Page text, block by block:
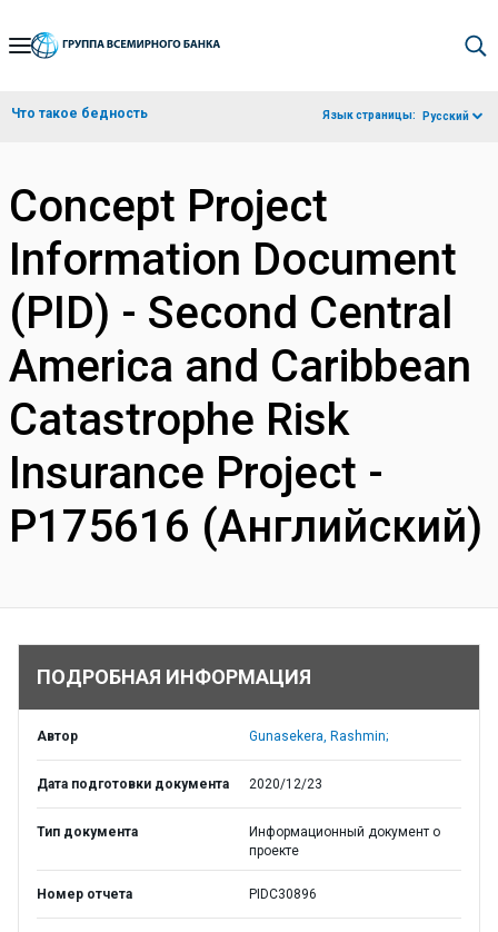
Skip
Navigation
Что такое бедность Язык страницы: Русский
Concept Project
Information Document
(PID) - Second Central
America and Caribbean
Catastrophe Risk
Insurance Project -
P175616 (Английский)
ПОДРОБНАЯ ИНФОРМАЦИЯ
Автор Gunasekera, Rashmin;
Дата подготовки документа 2020/12/23
Тип документа
Информационный документ о
проекте
Номер отчета PIDC30896